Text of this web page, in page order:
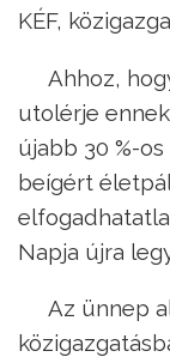
KÉF,
Ahhoz,
utolérje
újabb 30 %-
beígért
Napja újra
Az ünnep